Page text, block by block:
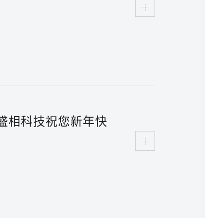
相科技祝您新年快